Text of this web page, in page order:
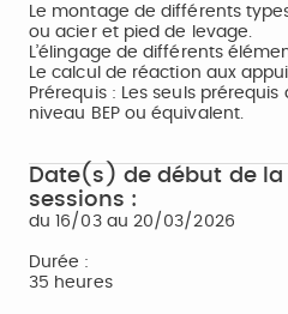
Le montage de différents
ou acier et pied de levage.
L’élingage de différents
Le calcul de réaction aux
Prérequis : Les seuls
niveau BEP ou équivalent.
Date(s) de début de
sessions :
du 16/03 au 20/03/2026
Durée :
35 heures